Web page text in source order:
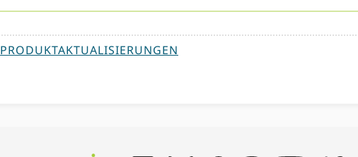
PRODUKTAKTUALISIERUNGEN